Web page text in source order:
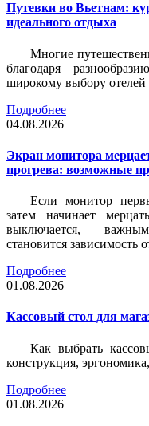
Путевки во Вьетнам:
идеального отдыха
Многие
благодаря
широкому выбору отелей
Подробнее
04.08.2026
Экран монитора
прогрева: возможные
Если монитор
затем начинает
выключается,
становится зависимость
Подробнее
01.08.2026
Кассовый стол для
Как выбрать
конструкция,
Подробнее
01.08.2026